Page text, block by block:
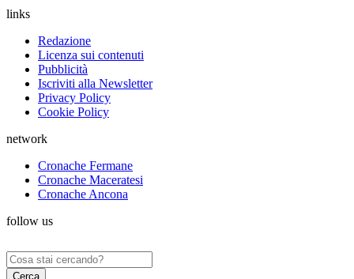
links
Redazione
Licenza sui contenuti
Pubblicità
Iscriviti alla Newsletter
Privacy Policy
Cookie Policy
network
Cronache Fermane
Cronache Maceratesi
Cronache Ancona
follow us
Ricerca
per: